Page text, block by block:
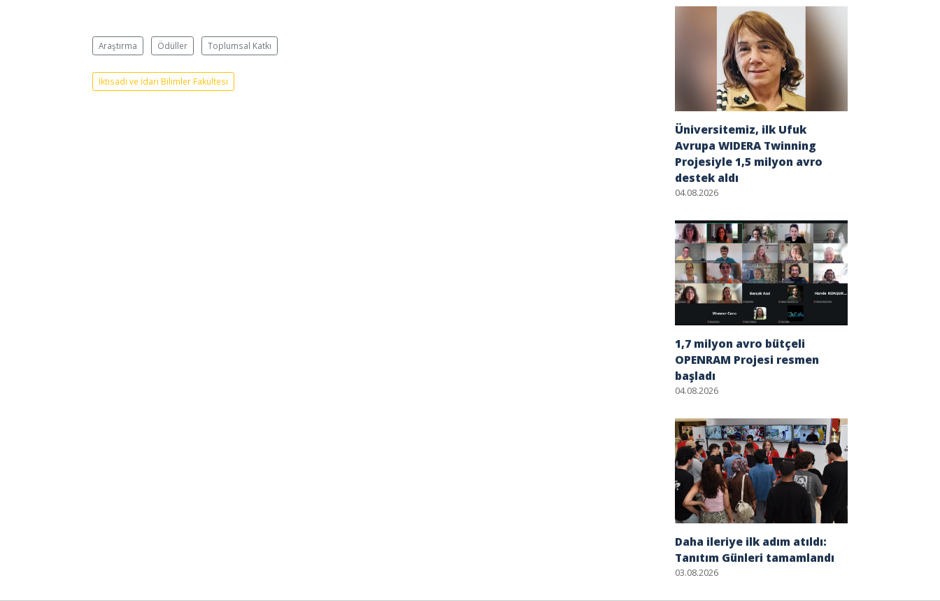
Araştırma Ödüller Toplumsal Katkı
İktisadi ve İdari Bilimler Fakültesi
Üniversitemiz, ilk Ufuk
Avrupa WIDERA Twinning
Projesiyle 1,5 milyon avro
destek aldı
04.08.2026
1,7 milyon avro bütçeli
OPENRAM Projesi resmen
başladı
04.08.2026
Daha ileriye ilk adım atıldı:
Tanıtım Günleri tamamlandı
03.08.2026